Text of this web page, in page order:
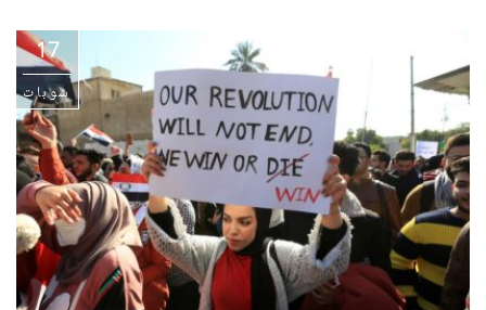
17
شوبات